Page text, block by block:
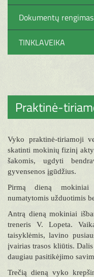
Dokumentų rengimas
TINKLAVEIKA
Praktinė-
Vyko praktinė-tiriamoji
skatinti mokinių fizinį
šakomis, ugdyti
gyvensenos įgūdžius.
Pirmą dieną mokiniai
numatytomis užduotimis
Antrą dieną mokiniai
treneris V. Lopeta.
taisyklėmis, lavino
įvairias trasos kliūtis.
daugiau pasitikėjimo
Trečią dieną vyko